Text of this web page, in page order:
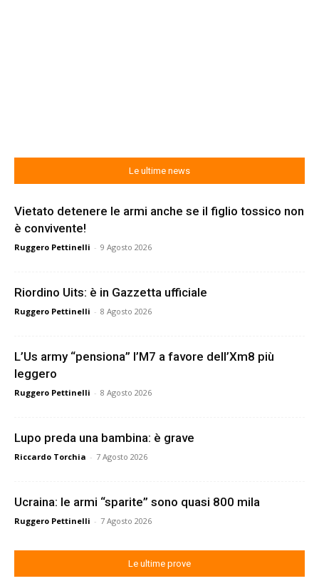
Le ultime news
Vietato detenere le armi anche se il figlio tossico non
è convivente!
Ruggero Pettinelli - 9 Agosto 2026
Riordino Uits: è in Gazzetta ufficiale
Ruggero Pettinelli - 8 Agosto 2026
L’Us army “pensiona” l’M7 a favore dell’Xm8 più
leggero
Ruggero Pettinelli - 8 Agosto 2026
Lupo preda una bambina: è grave
Riccardo Torchia - 7 Agosto 2026
Ucraina: le armi “sparite” sono quasi 800 mila
Ruggero Pettinelli - 7 Agosto 2026
Le ultime prove